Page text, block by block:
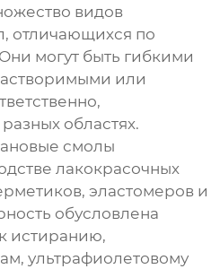
видов
отличающихся по
могут быть гибкими
или
областях.
смолы
лакокрасочных
эластомеров и
обусловлена
истиранию,
ультрафиолетовому